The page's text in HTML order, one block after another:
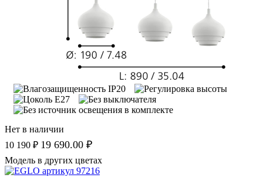
Нет в наличии
10 190 ₽ 19 690.00 ₽
Модель в других цветах